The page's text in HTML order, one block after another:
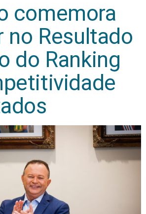
comemora
no Resultado
do Ranking